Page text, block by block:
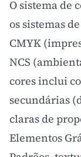
O sistema de
os sistemas
CMYK
NCS
coresinclui
secundárias
claras de
Elementos